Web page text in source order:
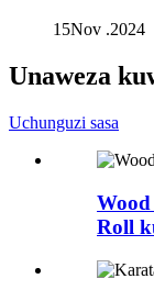
15Nov .2024
Unaweza
Uchunguzi sasa
Roll